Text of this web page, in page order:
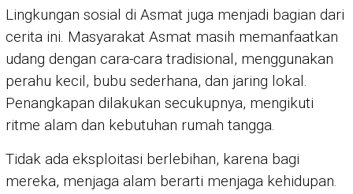
Lingkungan sosial di Asmat juga menjadi bagian dari
cerita ini. Masyarakat Asmat masih memanfaatkan
udang dengan cara-cara tradisional, menggunakan
perahu kecil, bubu sederhana, dan jaring lokal.
Penangkapan dilakukan secukupnya, mengikuti
ritme alam dan kebutuhan rumah tangga.
Tidak ada eksploitasi berlebihan, karena bagi
mereka, menjaga alam berarti menjaga kehidupan.